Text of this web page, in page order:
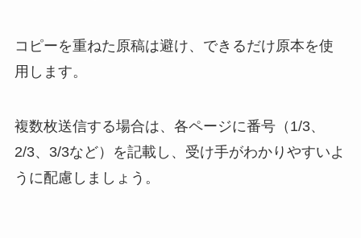
コピーを重ねた原稿は避け、できるだけ原本を使
用します。
複数枚送信する場合は、各ページに番号（1/3、
2/3、3/3など）を記載し、受け手がわかりやすいよ
うに配慮しましょう。